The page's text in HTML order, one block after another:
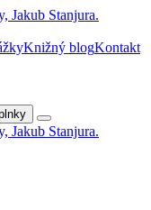
Knižný blogKontakt